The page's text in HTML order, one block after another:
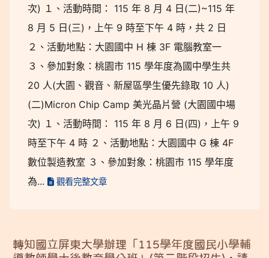
次) １、活動時間： 115 年 8 月 4 日(二)~115 年
8 月 5 日(三)，上午 9 時至下午 4 時，共 2 日
２、活動地點：大園國中 H 棟 3F 電腦教室一
３、參加對象：桃園市 115 學年度為國中學生共
20 人(大園、觀音、新屋區學生優先錄取 10 人)
(二)Micron Chip Camp 美光晶片營 (大園國中場
次) １、活動時間： 115 年 8 月 6 日(四)，上午 9
時至下午 4 時 ２、活動地點：大園國中 G 棟 4F
數位製造教室 ３、參加對象：桃園市 115 學年度
為...
觀看完整文章
轉知國立屏東大學辦理「115學年度國民小學輔